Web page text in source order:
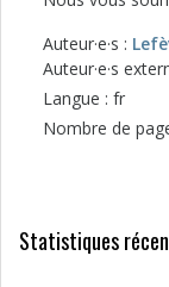
Auteur·e·s :
Auteur·e·s
Langue : fr
Nombre de
Statistiques